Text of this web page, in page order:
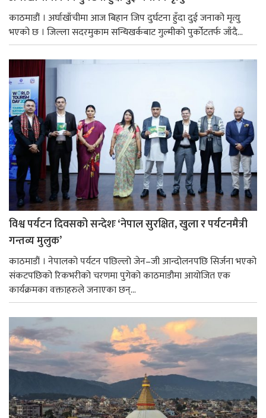
काठमाडौं । अर्घाखाँचीमा आज बिहान जिप दुर्घटना हुँदा दुई जनाको मृत्यु
भएको छ । जिल्ला सदरमुकाम सन्धिखर्कबाट गुल्मीको पुर्कोटतर्फ जाँदै...
विश्व पर्यटन दिवसको सन्देशः ‘नेपाल सुरक्षित, खुला र पर्यटनमैत्री
गन्तव्य मुलुक’
काठमाडौं । नेपालको पर्यटन पछिल्लो जेन–जी आन्दोलनपछि सिर्जना भएको
संकटपछिको रिकभरीको चरणमा पुगेको काठमाडौमा आयोजित एक
कार्यक्रमका वक्ताहरुले जनाएका छन्...